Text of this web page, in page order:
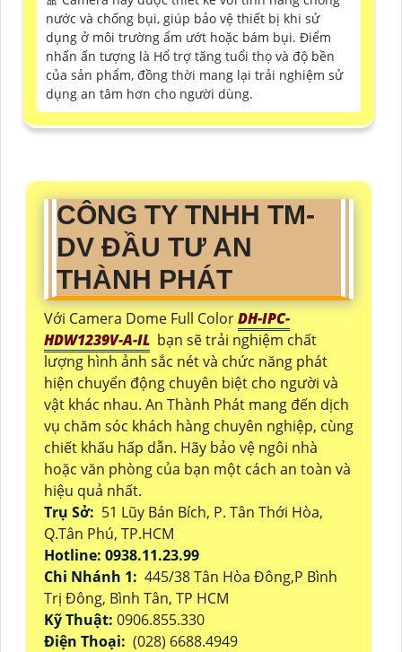
nước và chống bụi, giúp bảo vệ thiết bị khi sử
dụng ở môi trường ẩm ướt hoặc bám bụi. Điểm
nhấn ấn tượng là Hổ trợ tăng tuổi thọ và độ bền
của sản phẩm, đồng thời mang lại trải nghiệm sử
dụng an tâm hơn cho người dùng.
CÔNG TY TNHH TM-
DV ĐẦU TƯ AN
THÀNH PHÁT
Với Camera Dome Full ColorDH-IPC-
HDW1239V-A-IL bạn sẽ trải nghiệm chất
lượng hình ảnh sắc nét và chức năng phát
hiện chuyển động chuyên biệt cho người và
vật khác nhau. An Thành Phát mang đến dịch
vụ chăm sóc khách hàng chuyên nghiệp, cùng
chiết khấu hấp dẫn. Hãy bảo vệ ngôi nhà
hoặc văn phòng của bạn một cách an toàn và
hiệu quả nhất.
Trụ Sở: 51 Lũy Bán Bích, P. Tân Thới Hòa,
Q.Tân Phú, TP.HCM
Hotline: 0938.11.23.99
Chi Nhánh 1: 445/38 Tân Hòa Đông,P Bình
Trị Đông, Bình Tân, TP HCM
Kỹ Thuật: 0906.855.330
Điện Thoại: (028) 6688.4949